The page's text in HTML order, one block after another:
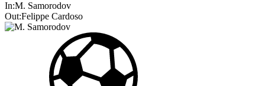
In:M. Samorodov
Out:Felippe Cardoso